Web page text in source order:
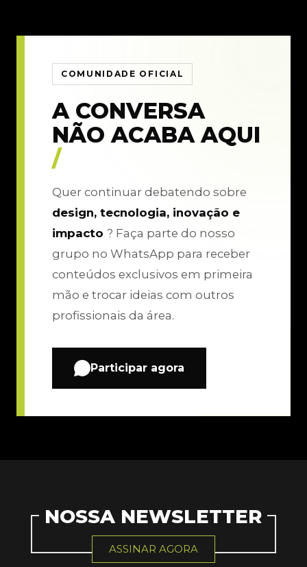
COMUNIDADE OFICIAL
A CONVERSA
NÃO ACABA AQUI
/
Quer continuar debatendo sobre
design, tecnologia, inovação e
impacto ? Faça parte do nosso
grupo no WhatsApp para receber
conteúdos exclusivos em primeira
mão e trocar ideias com outros
profissionais da área.
Participar agora
NOSSA NEWSLETTER
ASSINAR AGORA